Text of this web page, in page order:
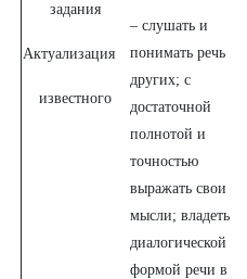
задания
Актуализация
известного
– слушать и
понимать речь
других; с
достаточной
полнотой и
точностью
выражать свои
мысли; владеть
диалогической
формой речи в